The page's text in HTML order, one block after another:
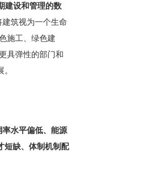
建设和管理的数
建筑视为一个生命
施工、绿色建
具弹性的部门和
水平偏低、能源
短缺、体制机制配